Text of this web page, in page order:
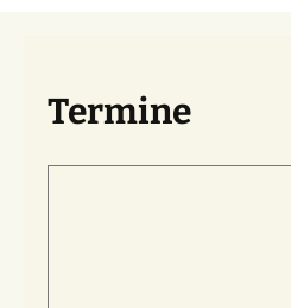
Termine